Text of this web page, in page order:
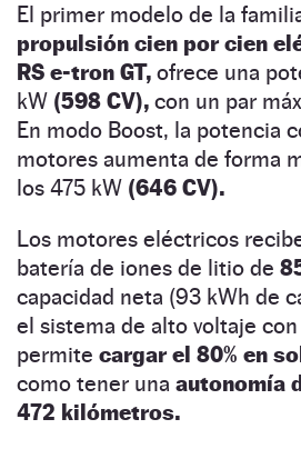
El primer modelo de la
propulsión cien por cien
RS e-tron GT, ofrece una
kW (598 CV), con un par
En modo Boost, la potencia
motores aumenta de forma
los 475 kW (646 CV).
Los motores eléctricos
batería de iones de litio de
capacidad neta (93 kWh de
el sistema de alto voltaje
permite cargar el 80% en
como tener una autonomía
472 kilómetros.